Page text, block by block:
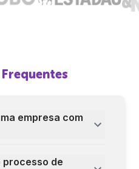
empresa com
processo de